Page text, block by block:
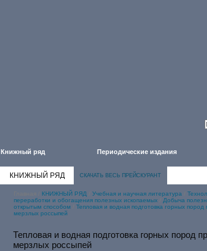
Книжный ряд Периодические издания
КНИЖНЫЙ РЯД СКАЧАТЬ ВЕСЬ ПРЕЙСКУРАНТ
КНИЖНЫЙ РЯД Учебная и научная литература
переработки и обогащения полезных ископаемых
Добыча
открытым способом
Тепловая и водная подготовка горных пород
мерзлых россыпей
Тепловая и водная подготовка горных пород
мерзлых россыпей